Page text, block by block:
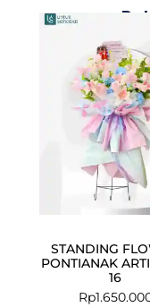
STANDING
PONTIANAK
16
Rp